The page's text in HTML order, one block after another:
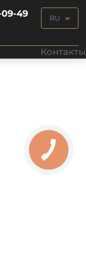
49 RU
Контакты